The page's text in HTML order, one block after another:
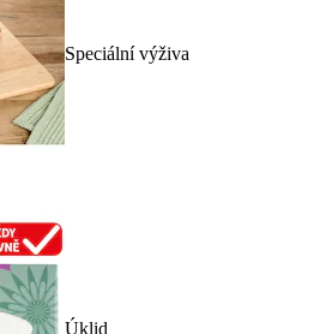
Speciální výživa
Úklid